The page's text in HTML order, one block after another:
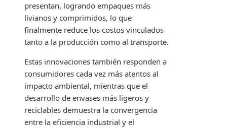
presentan, logrando empaques más
livianos y comprimidos, lo que
finalmente reduce los costos vinculados
tanto a la producción como al transporte.
Estas innovaciones también responden a
consumidores cada vez más atentos al
impacto ambiental, mientras que el
desarrollo de envases más ligeros y
reciclables demuestra la convergencia
entre la eficiencia industrial y el